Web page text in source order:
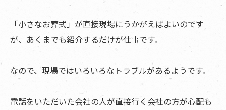
「小さなお葬式」が直接現場にうかがえばよいのです
が、あくまでも紹介するだけが仕事です。
なので、現場ではいろいろなトラブルがあるようです。
電話をいただいた会社の人が直接行く会社の方が心配も